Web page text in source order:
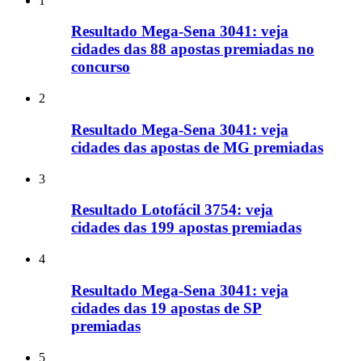
Resultado Mega-Sena 3041: veja
cidades das 88 apostas premiadas no
concurso
2
Resultado Mega-Sena 3041: veja
cidades das apostas de MG premiadas
3
Resultado Lotofácil 3754: veja
cidades das 199 apostas premiadas
4
Resultado Mega-Sena 3041: veja
cidades das 19 apostas de SP
premiadas
5